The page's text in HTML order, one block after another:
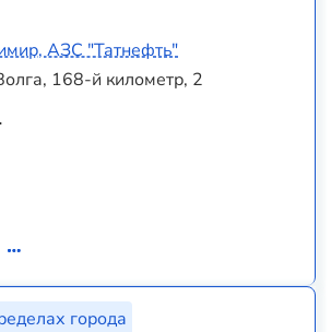
АЗС "Татнефть"
168-й километр, 2
города